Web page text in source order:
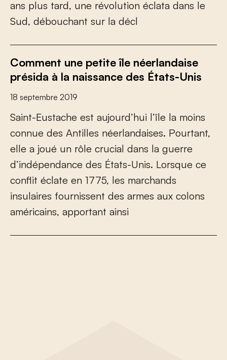
ans plus tard, une révolution éclata dans le
Sud, débouchant sur la décl
Comment une petite île néerlandaise
présida à la naissance des États-Unis
18 septembre 2019
Saint-Eustache est aujourd’hui l’île la moins
connue des Antilles néerlandaises. Pourtant,
elle a joué un rôle crucial dans la guerre
d’indépendance des États-Unis. Lorsque ce
confit éclate en 1775, les marchands
insulaires fournissent des armes aux colons
américains, apportant ainsi